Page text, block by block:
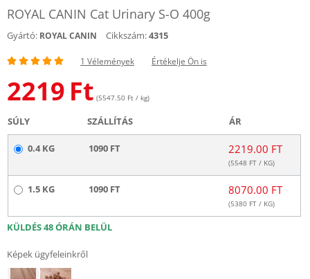
ROYAL CANIN Cat Urinary S-O 400g
Gyártó: ROYAL CANIN Cikkszám:4315
1 Vélemények Értékelje Ön is
2219 Ft (5547.50 Ft / kg)
SÚLY SZÁLLÍTÁS ÁR
0.4 KG 1090 FT 2219.00 FT
(5548 FT / KG)
1.5 KG 1090 FT 8070.00 FT
(5380 FT / KG)
KÜLDÉS 48 ÓRÁN BELÜL
Képek ügyfeleinkről